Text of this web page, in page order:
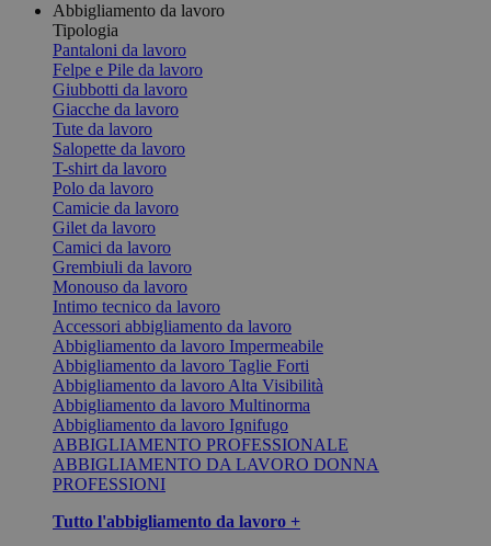
Abbigliamento da lavoro
Tipologia
Pantaloni da lavoro
Felpe e Pile da lavoro
Giubbotti da lavoro
Giacche da lavoro
Tute da lavoro
Salopette da lavoro
T-shirt da lavoro
Polo da lavoro
Camicie da lavoro
Gilet da lavoro
Camici da lavoro
Grembiuli da lavoro
Monouso da lavoro
Intimo tecnico da lavoro
Accessori abbigliamento da lavoro
Abbigliamento da lavoro Impermeabile
Abbigliamento da lavoro Taglie Forti
Abbigliamento da lavoro Alta Visibilità
Abbigliamento da lavoro Multinorma
Abbigliamento da lavoro Ignifugo
ABBIGLIAMENTO PROFESSIONALE
ABBIGLIAMENTO DA LAVORO DONNA
PROFESSIONI
Tutto l'abbigliamento da lavoro +